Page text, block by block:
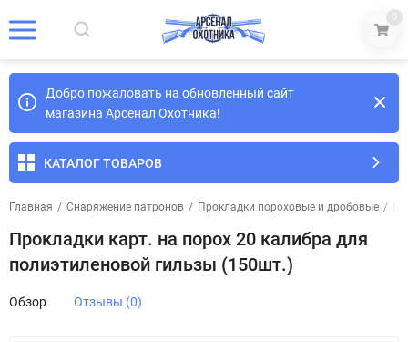
0
Добро пожаловать на обновленный сайт
магазина Арсенал Охотника!
КАТАЛОГ ТОВАРОВ
Главная / Снаряжение патронов / Прокладки пороховые и дробовые /
Прокладки карт. на порох 20 калибра для
полиэтиленовой гильзы (150шт.)
Обзор Отзывы (0)